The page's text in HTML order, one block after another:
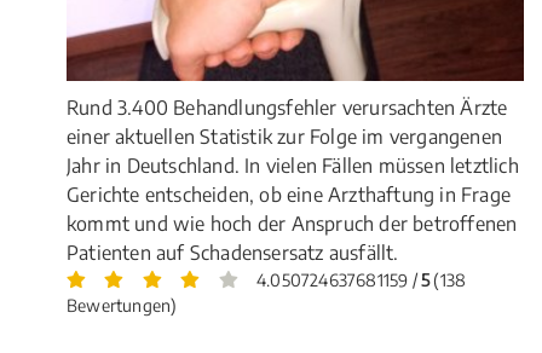
Rund 3.400 Behandlungsfehler verursachten Ärzte
einer aktuellen Statistik zur Folge im vergangenen
Jahr in Deutschland. In vielen Fällen müssen letztlich
Gerichte entscheiden, ob eine Arzthaftung in Frage
kommt und wie hoch der Anspruch der betroffenen
Patienten auf Schadensersatz ausfällt.
4.050724637681159 /5(138
Bewertungen)